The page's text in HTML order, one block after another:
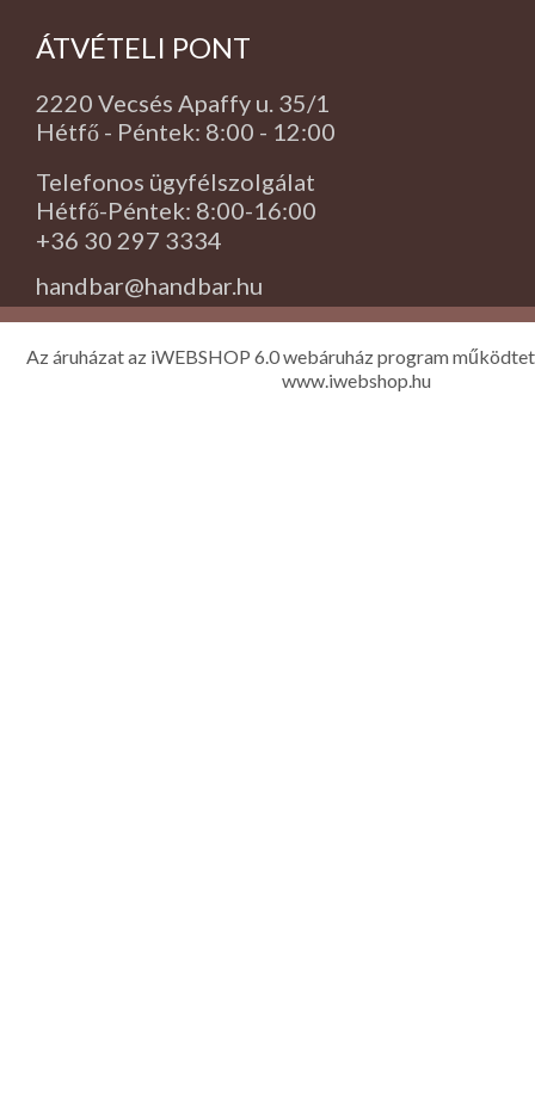
ÁTVÉTELI PONT
2220 Vecsés Apaffy u. 35/1
Hétfő - Péntek: 8:00 - 12:00
Telefonos ügyfélszolgálat
Hétfő-Péntek: 8:00-16:00
+36 30 297 3334
handbar@handbar.hu
Az áruházat az iWEBSHOP 6.0 webáruház program
www.iwebshop.hu